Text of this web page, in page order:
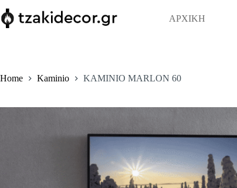
to
content
ΑΡΧΙΚΗ
Home Kaminio KAMINIO MARLON 60